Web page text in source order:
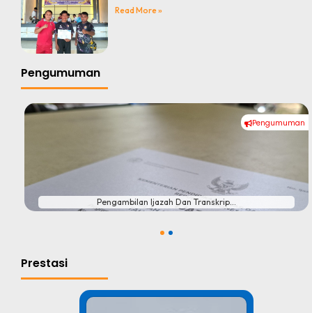
Read More »
Pengumuman
Pengumuman
#
Pengambilan Ijazah Dan Transkrip...
Prestasi